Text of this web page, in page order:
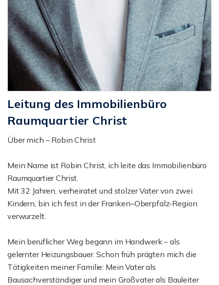
Leitung des Immobilienbüro
Raumquartier Christ
Über mich – Robin Christ
Mein Name ist Robin Christ, ich leite das Immobilienbüro
Raumquartier Christ.
Mit 32 Jahren, verheiratet und stolzer Vater von zwei
Kindern, bin ich fest in der Franken–Oberpfalz-Region
verwurzelt.
Mein beruflicher Weg begann im Handwerk – als
gelernter Heizungsbauer. Schon früh prägten mich die
Tätigkeiten meiner Familie: Mein Vater als
Bausachverständiger und mein Großvater als Bauleiter